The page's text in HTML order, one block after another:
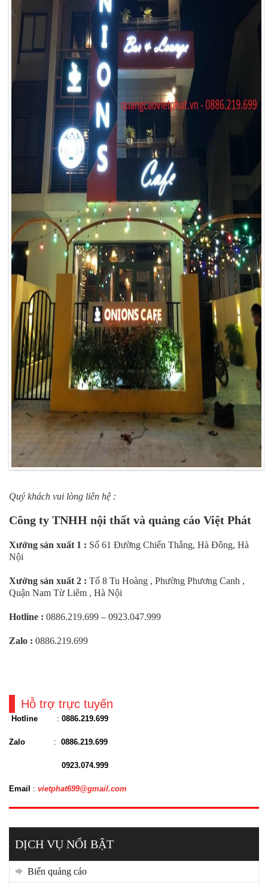
Quý khách vui lòng liên hệ :
Công ty TNHH nội thất và quảng cáo Việt Phát
Xưởng sản xuất 1 : Số 61 Đường Chiến Thắng, Hà Đông, Hà
Nội
Xưởng sản xuất 2 : Tổ 8 Tu Hoàng , Phường Phương Canh ,
Quận Nam Từ Liêm , Hà Nội
Hotline : 0886.219.699 – 0923.047.999
Zalo : 0886.219.699
Hỗ trợ trực tuyến
Hotline : 0886.219.699
Zalo : 0886.219.699
0923.074.999
Email : vietphat699@gmail.com
DỊCH VỤ NỔI BẬT
biển quảng cáo